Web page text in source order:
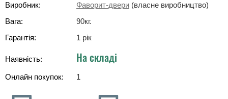
Виробник:
Фаворит-двери (власне виробництво)
Вага:
90кг.
Гарантія:
1 рік
Наявність: На складі
Онлайн покупок: 1